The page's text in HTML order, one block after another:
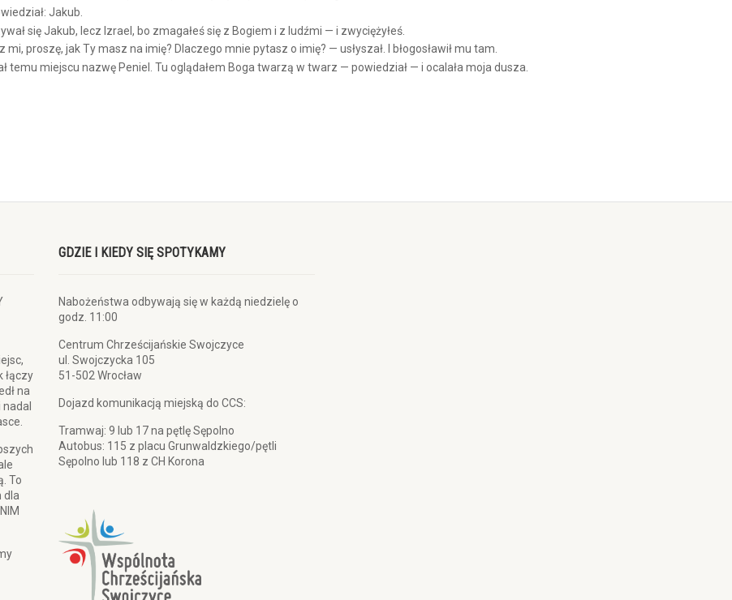
Jakub.
się Jakub, lecz Izrael, bo zmagałeś się z Bogiem i z ludźmi — i zwyciężyłeś.
proszę, jak Ty masz na imię? Dlaczego mnie pytasz o imię? — usłyszał. I błogosławił mu tam.
temu miejscu nazwę Peniel. Tu oglądałem Boga twarzą w twarz — powiedział — i ocalała moja dusza.
łączy
na
nadal
To
dla
GDZIE I KIEDY SIĘ SPOTYKAMY
Nabożeństwa odbywają się w każdą niedzielę o
godz. 11:00
Centrum Chrześcijańskie Swojczyce
ul. Swojczycka 105
51-502 Wrocław
Dojazd komunikacją miejską do CCS:
Tramwaj: 9 lub 17 na pętlę Sępolno
Autobus: 115 z placu Grunwaldzkiego/pętli
Sępolno lub 118 z CH Korona